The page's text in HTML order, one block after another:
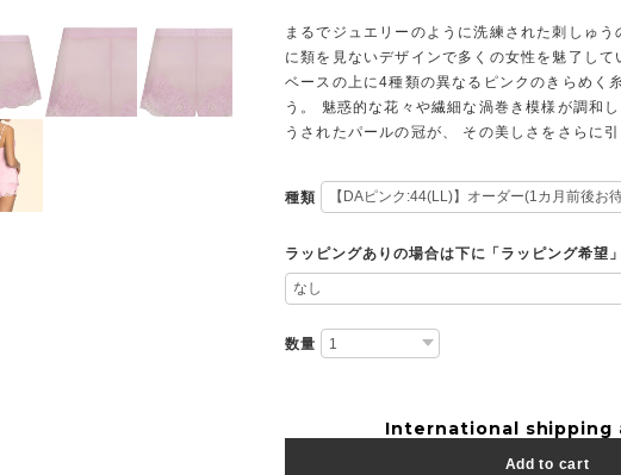
まるでジュエリーのように洗練された刺しゅ
に類を見ないデザインで多くの女性を魅了して
ベースの上に4種類の異なるピンクのきらめく
う。 魅惑的な花々や繊細な渦巻き模様が調和
うされたパールの冠が、 その美しさをさらに引
種類
ラッピングありの場合は下に「ラッピング希望
数量
International shipping
Add to cart